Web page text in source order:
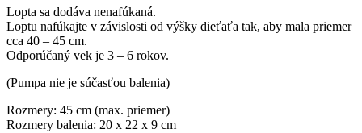
Lopta sa dodáva nenafúkaná.
Loptu nafúkajte v závislosti od výšky dieťaťa tak, aby mala priemer
cca 40 – 45 cm.
Odporúčaný vek je 3 – 6 rokov.
(Pumpa nie je súčasťou balenia)
Rozmery: 45 cm (max. priemer)
Rozmery balenia: 20 x 22 x 9 cm